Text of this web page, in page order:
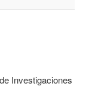
Investigaciones